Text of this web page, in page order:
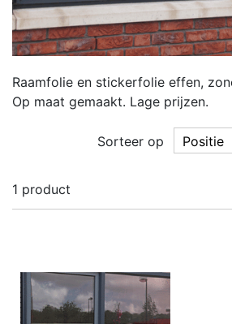
Raamfolie en stickerfolie effen,
Op maat gemaakt. Lage prijzen.
1 product
Sorteer op